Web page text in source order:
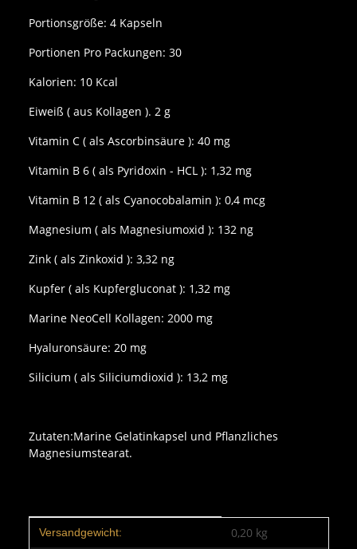
Portionsgröße: 4 Kapseln
Portionen Pro Packungen: 30
Kalorien: 10 Kcal
Eiweiß ( aus Kollagen ). 2 g
Vitamin C ( als Ascorbinsäure ): 40 mg
Vitamin B 6 ( als Pyridoxin - HCL ): 1,32 mg
Vitamin B 12 ( als Cyanocobalamin ): 0,4 mcg
Magnesium ( als Magnesiumoxid ): 132 ng
Zink ( als Zinkoxid ): 3,32 ng
Kupfer ( als Kupfergluconat ): 1,32 mg
Marine NeoCell Kollagen: 2000 mg
Hyaluronsäure: 20 mg
Silicium ( als Siliciumdioxid ): 13,2 mg
Zutaten:Marine Gelatinkapsel und Pflanzliches
Magnesiumstearat.
Produkteigenschaft
Wert
Versandgewicht: 0,20 kg